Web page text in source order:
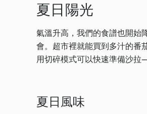
夏日陽光
氣溫升高，我們的食譜也開始
會。超市裡就能買到多汁的番
用切碎模式可以快速準備沙
夏日風味